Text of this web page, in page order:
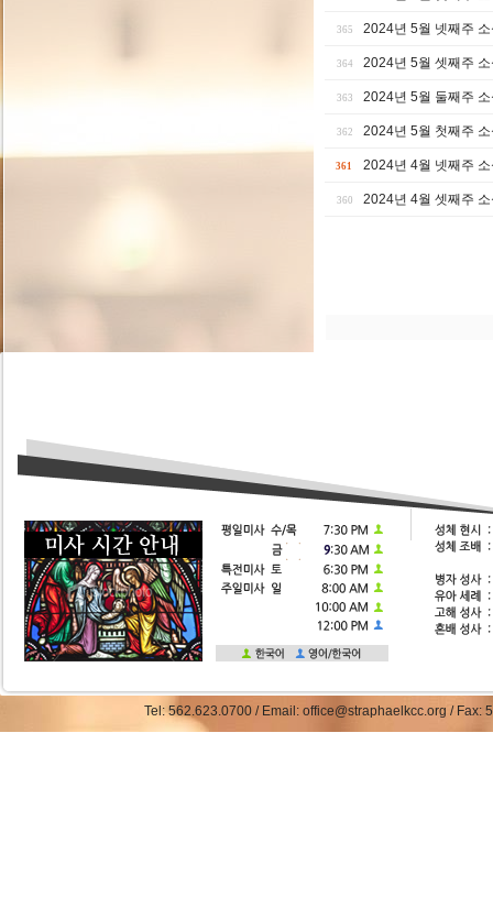
365 2024년 5월 넷째주
364 2024년 5월 셋째주
363 2024년 5월 둘째주
362 2024년 5월 첫째주
361 2024년 4월 넷째주
360 2024년 4월 셋째주
Tel: 562.623.0700 / Email: office@straphaelkcc.org /